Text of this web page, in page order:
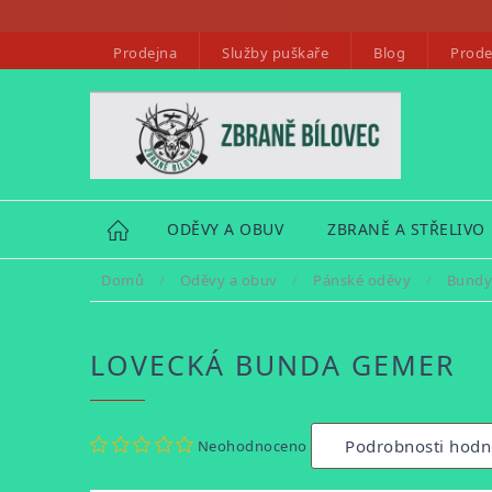
Prodejna Služby puškaře Blog
HOME ODĚVY A OBUV ZBRANĚ A STŘELIVO
Domů / Oděvy a obuv / Pánské oděvy /
LOVECKÁ BUNDA GEMER
hodnocení
Neohodnoceno Podrobnosti